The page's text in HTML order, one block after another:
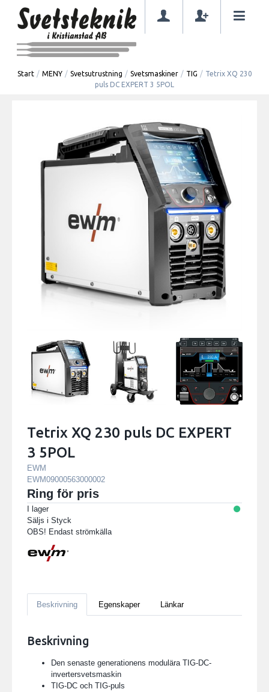
Start / MENY / Svetsutrustning / Svetsmaskiner / TIG / Tetrix XQ 230
puls DC EXPERT 3 5POL
Tetrix XQ 230 puls DC EXPERT
3 5POL
EWM
EWM09000563000002
Ring för pris
I lager
Säljs i Styck
OBS! Endast strömkälla
Beskrivning Egenskaper Länkar
Beskrivning
Den senaste generationens modulära TIG-DC-
invertersvetsmaskin
TIG-DC och TIG-puls